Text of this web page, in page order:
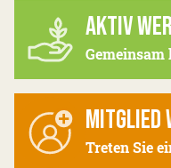
AKTIV
MITGLIED
Treten Sie